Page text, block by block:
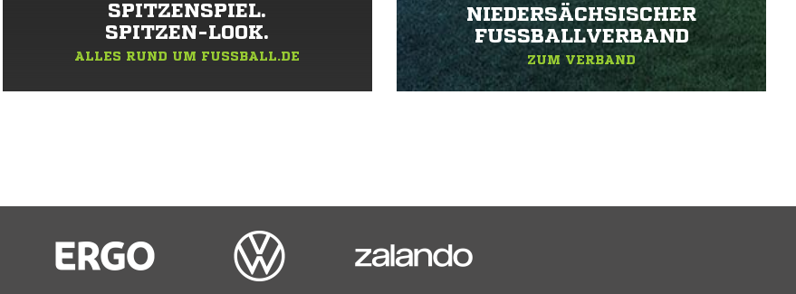
SPITZENSPIEL.
SPITZEN-LOOK.
ALLES RUND UM FUSSBALL.DE
NIEDERSÄCHSISCHER
FUSSBALLVERBAND
ZUM VERBAND